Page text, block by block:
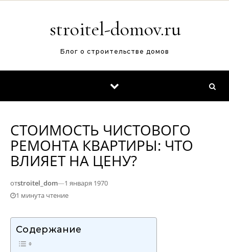
stroitel-domov.ru
Блог о строительстве домов
СТОИМОСТЬ ЧИСТОВОГО
РЕМОНТА КВАРТИРЫ: ЧТО
ВЛИЯЕТ НА ЦЕНУ?
отstroitel_dom—1 января 1970
1 минута чтение
Содержание